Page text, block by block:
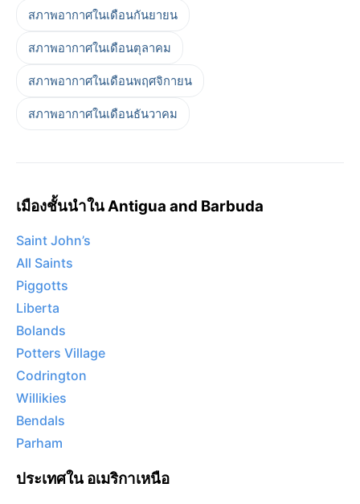
สภาพอากาศในเดือนกันยายน
สภาพอากาศในเดือนตุลาคม
สภาพอากาศในเดือนพฤศจิกายน
สภาพอากาศในเดือนธันวาคม
เมืองชั้นนำใน Antigua and Barbuda
Saint John’s
All Saints
Piggotts
Liberta
Bolands
Potters Village
Codrington
Willikies
Bendals
Parham
ประเทศใน อเมริกาเหนือ